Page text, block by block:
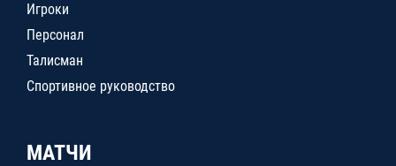
Игроки
Персонал
Талисман
Спортивное руководство
МАТЧИ